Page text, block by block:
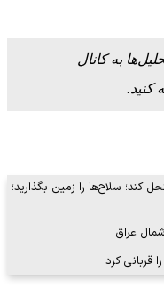
به کانال
کنید.
کند؛ سلاح‌ها را زمین بگذارید؛
عراق
قربانی کرد